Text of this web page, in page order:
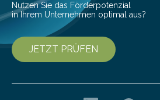
Nutzen Sie das Förderpotenzial
in Ihrem Unternehmen optimal aus?
JETZT PRÜFEN